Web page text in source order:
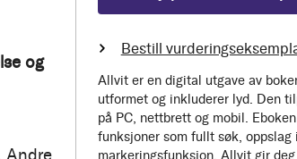
og
Bestill
Allvit er en digital utgave av
utformet og inkluderer lyd. Den
på PC, nettbrett og mobil.
funksjoner som fullt søk, oppslag
markeringsfunksjon. Allvit gir